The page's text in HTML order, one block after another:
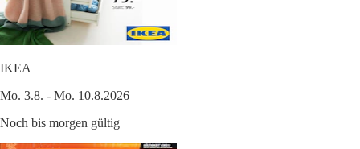
IKEA
Mo. 3.8. - Mo. 10.8.2026
Noch bis morgen gültig